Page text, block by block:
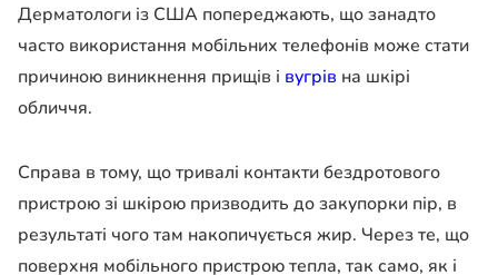
Дерматологи із США попереджають, що занадто
часто використання мобільних телефонів може стати
причиною виникнення прищів і вугрів на шкірі
обличчя.
Справа в тому, що тривалі контакти бездротового
пристрою зі шкірою призводить до закупорки пір, в
результаті чого там накопичується жир. Через те, що
поверхня мобільного пристрою тепла, так само, як і